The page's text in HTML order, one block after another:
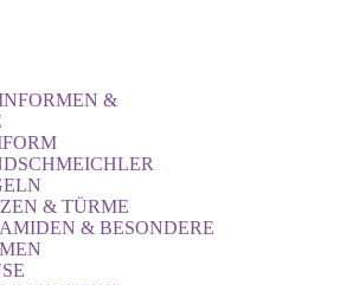
&
& TÜRME
& BESONDERE